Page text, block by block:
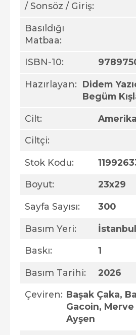
/ Sonsöz / Giriş:
Basıldığı
Matbaa:
ISBN-10:
Hazırlayan:
Didem
Begüm
Cilt:
Ciltçi:
Stok Kodu:
Boyut: 23x29
Sayfa Sayısı: 300
Basım Yeri: İstanbul
Baskı: 1
Basım Tarihi: 2026
Çeviren: Başak Çaka,
Gacoin,
Ayşen